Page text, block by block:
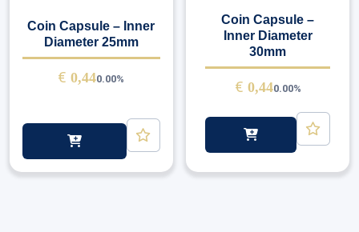
Coin Capsule – Inner
Diameter 25mm
€ 0,440.00%
Coin Capsule –
Inner Diameter
30mm
€ 0,440.00%